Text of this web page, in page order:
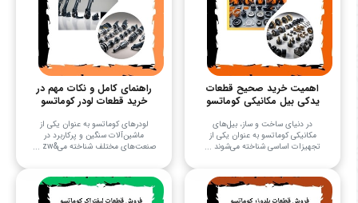
اهمیت خرید صحیح قطعات
یدکی بیل مکانیکی کوماتسو
در دنیای ساخت و ساز، بیل‌های
مکانیکی کوماتسو به عنوان یکی از
تجهیزات اساسی شناخته می‌شوند ...
راهنمای کامل و نکات مهم در
خرید قطعات لودر کوماتسو
لودرهای کوماتسو به عنوان یکی از
ماشین‌آلات سنگین و پرکاربرد در
صنعت‌های مختلف شناخته می&zw ...